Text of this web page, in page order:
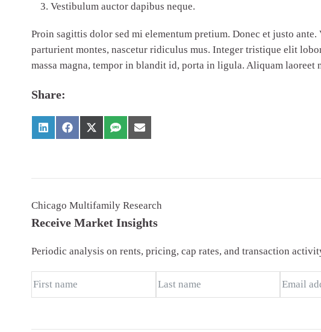
Vestibulum auctor dapibus neque.
Proin sagittis dolor sed mi elementum pretium. Donec et justo
parturient montes, nascetur ridiculus mus. Integer tristique elit
massa magna, tempor in blandit id, porta in ligula. Aliquam
Share:
Chicago Multifamily Research
Receive Market Insights
Periodic analysis on rents, pricing, cap rates, and transaction